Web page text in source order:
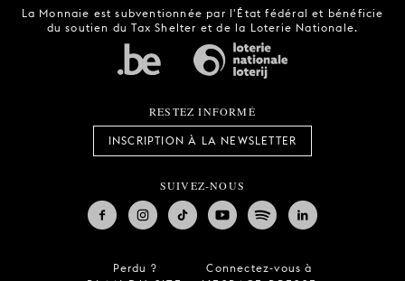
La Monnaie est subventionnée par l'État fédéral et bénéficie
du soutien du Tax Shelter et de la Loterie Nationale.
RESTEZ INFORMÉ
INSCRIPTION À LA NEWSLETTER
SUIVEZ-NOUS
Perdu ?
Connectez-vous à